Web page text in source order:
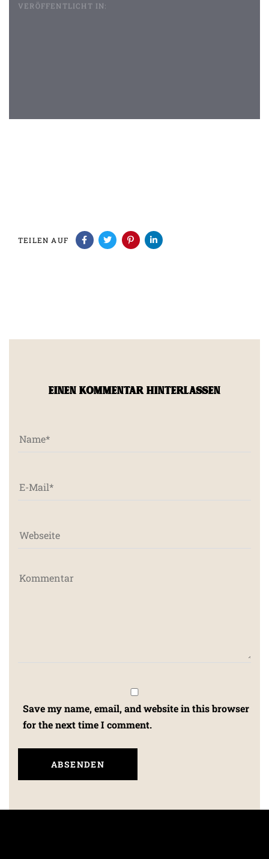
VERÖFFENTLICHT IN:
TEILEN AUF
EINEN KOMMENTAR HINTERLASSEN
Save my name, email, and website in this browser
for the next time I comment.